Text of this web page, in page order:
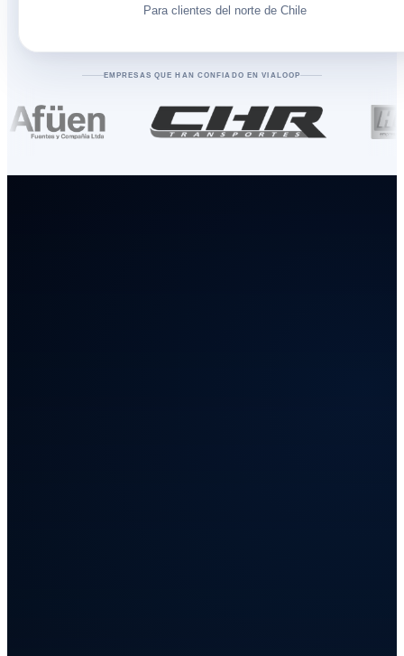
Para clientes del norte de Chile
EMPRESAS QUE HAN CONFIADO EN VIALOOP